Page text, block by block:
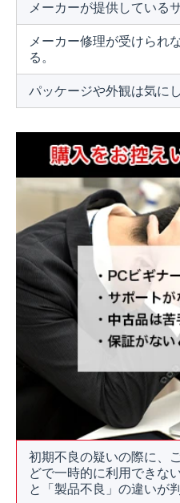
メーカーが提供している
メーカー修理が受けられ
る。
パッケージや外観は気にし
初期不良の疑いの際に、
どで一時的に利用できな
と「製品不良」の違いが